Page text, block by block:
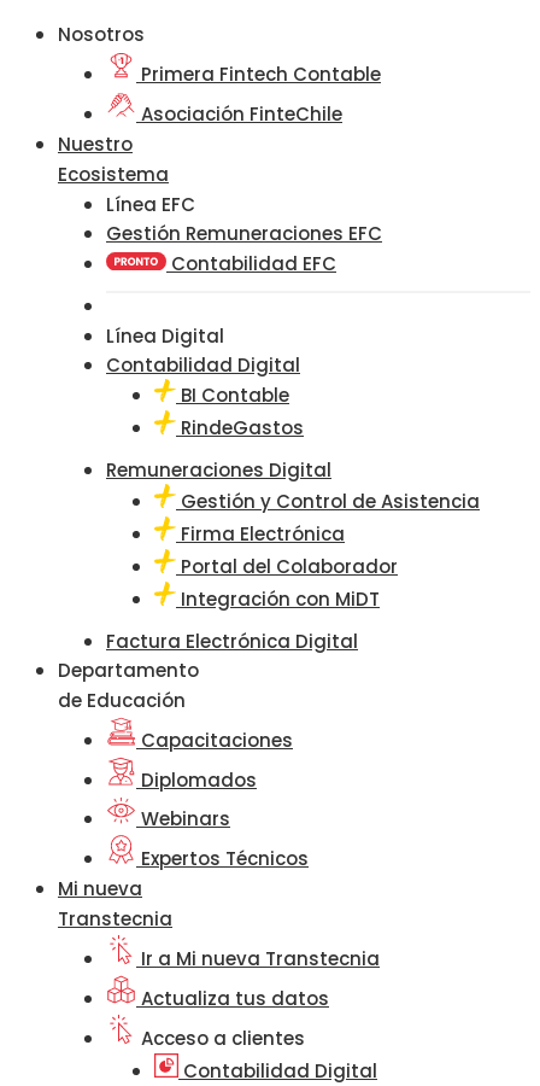
Nosotros
Primera Fintech Contable
Asociación FinteChile
Nuestro
Ecosistema
Línea EFC
Gestión Remuneraciones EFC
Contabilidad EFC
Línea Digital
Contabilidad Digital
BI Contable
RindeGastos
Remuneraciones Digital
Gestión y Control de Asistencia
Firma Electrónica
Portal del Colaborador
Integración con MiDT
Factura Electrónica Digital
Departamento
de Educación
Capacitaciones
Diplomados
Webinars
Expertos Técnicos
Mi nueva
Transtecnia
Ir a Mi nueva Transtecnia
Actualiza tus datos
Acceso a clientes
Contabilidad Digital